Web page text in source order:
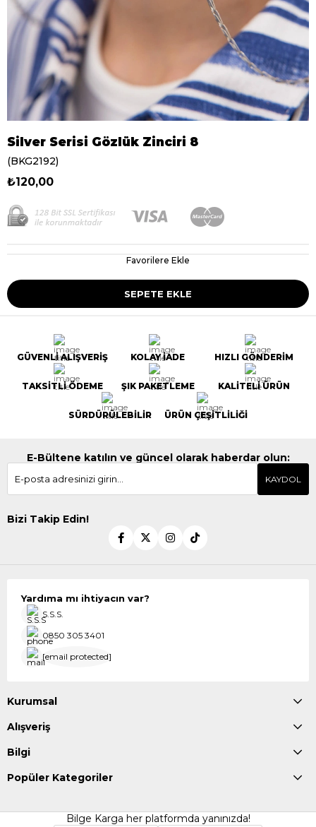
Silver Serisi Gözlük Zinciri 8
(BKG2192)
₺120,00
Favorilere Ekle
GÜVENLİ ALIŞVERİŞ KOLAY İADE HIZLI GÖNDERİM
TAKSİTLİ ÖDEME ŞIK PAKETLEME KALİTELİ ÜRÜN
SÜRDÜRÜLEBİLİR ÜRÜN ÇEŞİTLİLİĞİ
E-Bültene katılın ve güncel olarak haberdar olun:
KAYDOL
Bizi Takip Edin!
Yardıma mı ihtiyacın var?
S.S.S.
0850 305 3401
[email protected]
Kurumsal
Alışveriş
Bilgi
Popüler Kategoriler
Bilge Karga her platformda yanınızda!